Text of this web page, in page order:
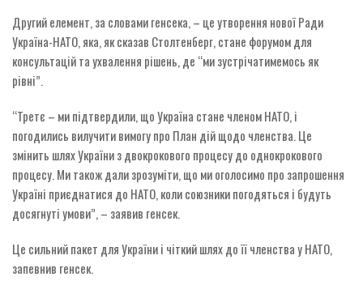
Другий елемент, за словами генсека, – це утворення нової Ради
Україна-НАТО, яка, як сказав Столтенберг, стане форумом для
консультацій та ухвалення рішень, де “ми зустрічатимемось як
рівні”.
“Третє – ми підтвердили, що Україна стане членом НАТО, і
погодились вилучити вимогу про План дій щодо членства. Це
змінить шлях України з двокрокового процесу до однокрокового
процесу. Ми також дали зрозуміти, що ми оголосимо про запрошення
Україні приєднатися до НАТО, коли союзники погодяться і будуть
досягнуті умови”, – заявив генсек.
Це сильний пакет для України і чіткий шлях до її членства у НАТО,
запевнив генсек.